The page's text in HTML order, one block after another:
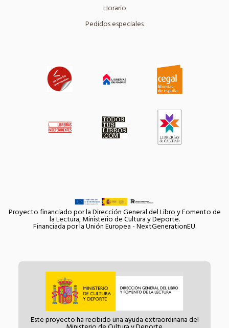
Horario
Pedidos especiales
Proyecto financiado por la Dirección General del Libro y Fomento de
la Lectura, Ministerio de Cultura y Deporte.
Financiada por la Unión Europea - NextGenerationEU.
Este proyecto ha recibido una ayuda extraordinaria del